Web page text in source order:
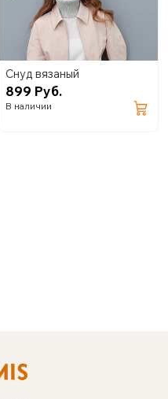
Снуд вязаный
899 Руб.
В наличии